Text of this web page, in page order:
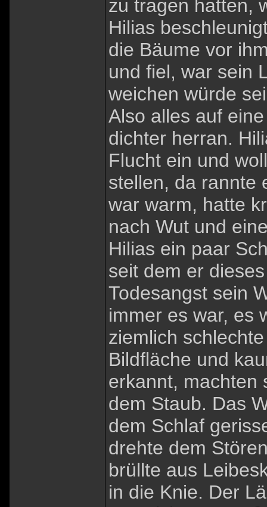
zu tragen hatten,
Hilias
die Bäume vor
und fiel, war sein
weichen würde
Also alles auf
dichter herran.
Flucht ein und
stellen, da rannte
war warm, hatte
nach Wut und
Hilias ein paar
seit dem er
Todesangst sein
immer es war, es
ziemlich
Bildfläche und
erkannt, machten
dem Staub. Das
dem Schlaf
drehte dem
brüllte aus
in die Knie. Der